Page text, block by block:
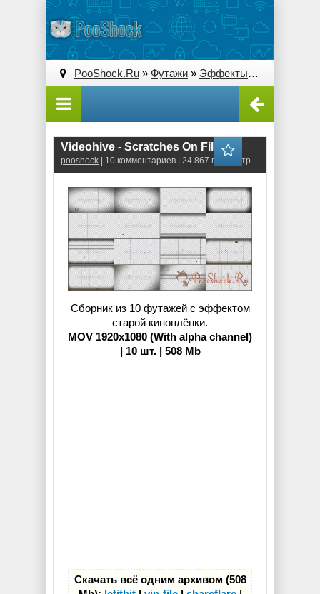
PooShock.Ru » Футажи » Эффекты» Videohive -
Videohive - Scratches On Film
pooshock | 10 комментариев | 24 867 просмотров
Сборник из 10 футажей с эффектом
старой киноплёнки.
MOV 1920x1080 (With alpha channel)
| 10 шт. | 508 Mb
Скачать всё одним архивом (508